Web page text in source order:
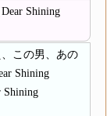
Shining
この男、あの
Shining
Shining